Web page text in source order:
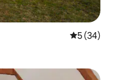
平均评分
5 (34)